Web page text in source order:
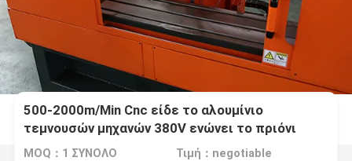
500-2000m/Min Cnc είδε το αλουμίνιο
τεμνουσών μηχανών 380V ενώνει το πριόνι
VF4550-12
MOQ：1 ΣΥΝΟΛΟ Τιμή：negotiable